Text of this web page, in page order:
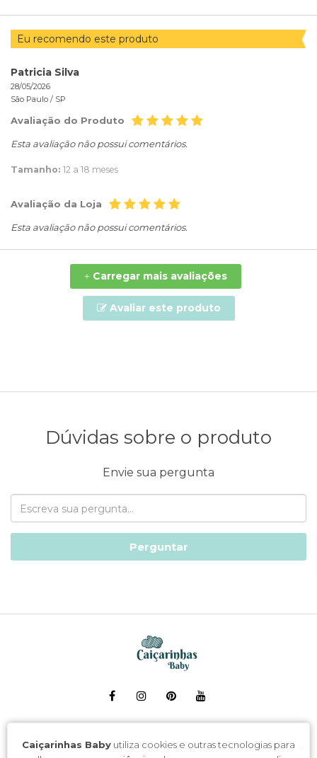
Caiçarinhas Baby utiliza cookies e outras tecnologias para
Eu recomendo este produto
Patricia Silva
28/05/2026
São Paulo / SP
Avaliação do Produto
Esta avaliação não possui comentários.
Tamanho: 12 a 18 meses
Avaliação da Loja
Esta avaliação não possui comentários.
+Carregar mais avaliações
Avaliar este produto
Dúvidas sobre o produto
Envie sua pergunta
Perguntar
INSTITUCIONAL